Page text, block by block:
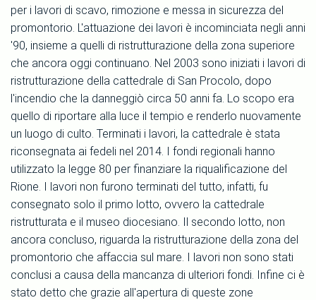
per i lavori di scavo, rimozione e messa in sicurezza del
promontorio. L'attuazione dei lavori è incominciata negli anni
'90, insieme a quelli di ristrutturazione della zona superiore
che ancora oggi continuano. Nel 2003 sono iniziati i lavori di
ristrutturazione della cattedrale di San Procolo, dopo
l'incendio che la danneggiò circa 50 anni fa. Lo scopo era
quello di riportare alla luce il tempio e renderlo nuovamente
un luogo di culto. Terminati i lavori, la cattedrale è stata
riconsegnata ai fedeli nel 2014. I fondi regionali hanno
utilizzato la legge 80 per finanziare la riqualificazione del
Rione. I lavori non furono terminati del tutto, infatti, fu
consegnato solo il primo lotto, ovvero la cattedrale
ristrutturata e il museo diocesiano. Il secondo lotto, non
ancora concluso, riguarda la ristrutturazione della zona del
promontorio che affaccia sul mare. I lavori non sono stati
conclusi a causa della mancanza di ulteriori fondi. Infine ci è
stato detto che grazie all'apertura di queste zone